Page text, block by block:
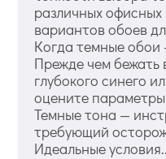
различных
вариантов обоев
Когда темные обои
Прежде чем бежать
глубокого синего
оцените
Темные тона —
требующий
Идеальные